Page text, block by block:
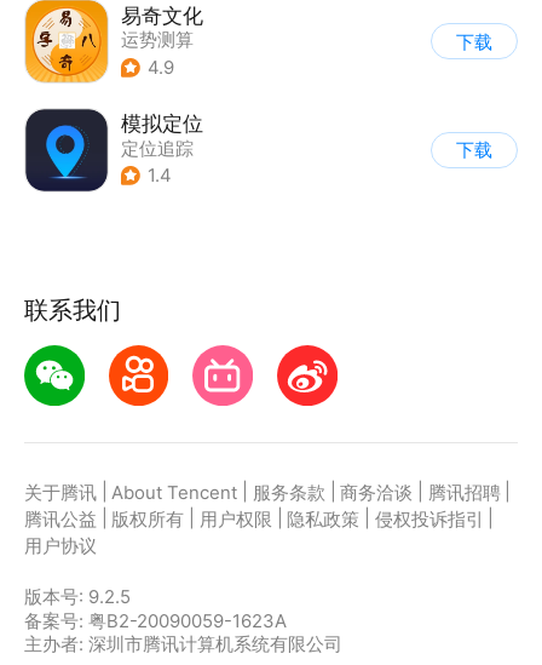
易奇文化
运势测算
4.9
下载
模拟定位
定位追踪
1.4
下载
联系我们
关于腾讯 About Tencent 服务条款 商务洽谈 腾讯招聘
腾讯公益
版权所有 用户权限 隐私政策 侵权投诉指引
用户协议
版本号: 9.2.5
备案号: 粤B2-20090059-1623A
主办者: 深圳市腾讯计算机系统有限公司